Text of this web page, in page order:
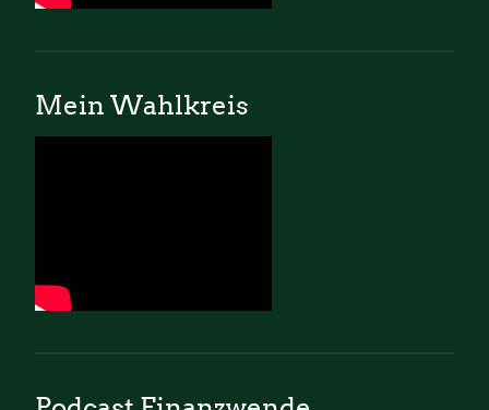
Mein Wahlkreis